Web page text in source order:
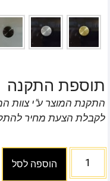
תוספת התקנה
התקנת המוצר ע"י צוות
לקבלת הצעת מחיר
הוספה לסל